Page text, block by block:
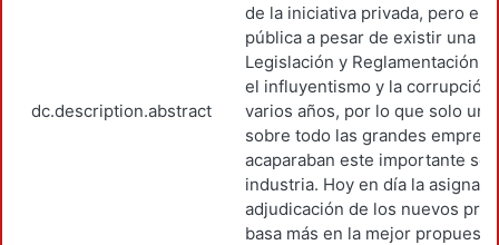
dc.description.abstract
de la iniciativa privada, pero en
pública a pesar de existir una
Legislación y Reglamentación,
el influyentismo y la corrupción
varios años, por lo que solo
sobre todo las grandes
acaparaban este importante
industria. Hoy en día la
adjudicación de los nuevos
basa más en la mejor